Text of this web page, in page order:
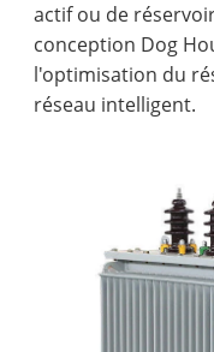
actif ou de
conception Dog
l'optimisation du
réseau intelligent.